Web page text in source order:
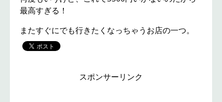
最高すぎる！
またすぐにでも行きたくなっちゃうお店の一つ。
スポンサーリンク